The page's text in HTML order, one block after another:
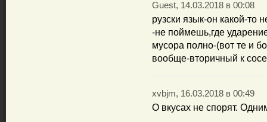
Guest, 14.03.2018 в 00:08
рузски язык-он какой-то
-не поймешь,где
мусора полно-(вот те и
вообще-вторичный к
xvbjm, 16.03.2018 в 00:49
О вкусах не спорят.